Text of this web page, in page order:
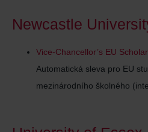
Newcastle
Vice-Chancellor’s EU
Automatická sleva pro EU
mezinárodního školného